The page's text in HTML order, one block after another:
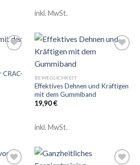
inkl. MwSt.
CRAC-
BEWEGLICHKEIT
Effektives Dehnen und Kräftigen
mit dem Gummiband
19,90€
inkl. MwSt.